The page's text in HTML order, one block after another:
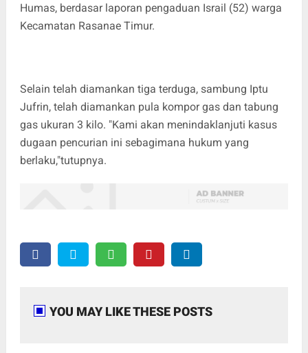
Humas, berdasar laporan pengaduan Israil (52) warga
Kecamatan Rasanae Timur.
Selain telah diamankan tiga terduga, sambung Iptu
Jufrin, telah diamankan pula kompor gas dan tabung
gas ukuran 3 kilo. "Kami akan menindaklanjuti kasus
dugaan pencurian ini sebagimana hukum yang
berlaku,"tutupnya.
YOU MAY LIKE THESE POSTS